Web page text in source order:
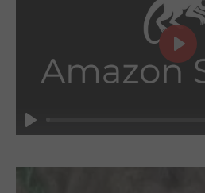
Play
Play